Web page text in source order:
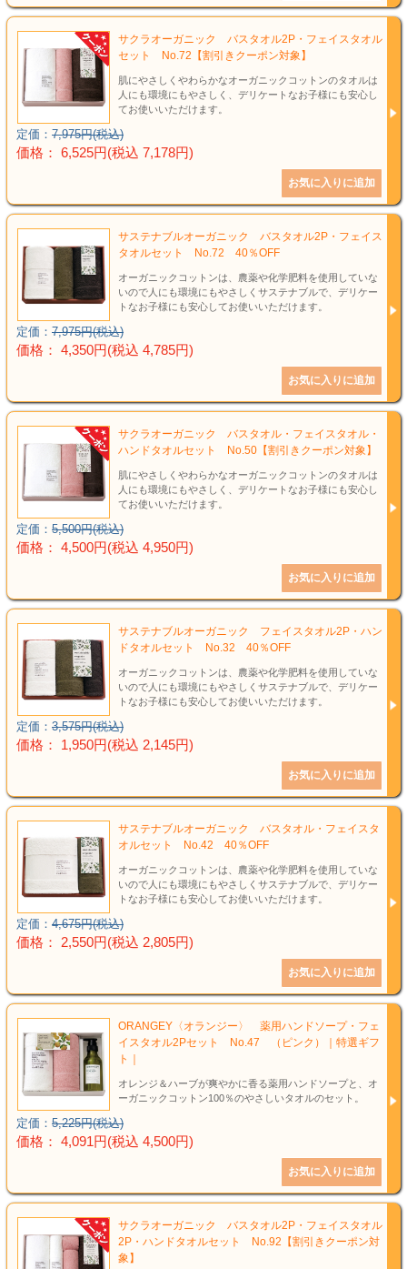
サクラオーガニック バスタオル2P・フェイスタオル
セット No.72【割引きクーポン対象】
肌にやさしくやわらかなオーガニックコットンのタオルは
人にも環境にもやさしく、デリケートなお子様にも安心し
てお使いいただけます。
定価： 7,975円(税込)
価格： 6,525円(税込 7,178円)
サステナブルオーガニック バスタオル2P・フェイス
タオルセット No.72 40％OFF
オーガニックコットンは、農薬や化学肥料を使用していな
いので人にも環境にもやさしくサステナブルで、デリケー
トなお子様にも安心してお使いいただけます。
定価： 7,975円(税込)
価格： 4,350円(税込 4,785円)
サクラオーガニック バスタオル・フェイスタオル・
ハンドタオルセット No.50【割引きクーポン対象】
肌にやさしくやわらかなオーガニックコットンのタオルは
人にも環境にもやさしく、デリケートなお子様にも安心し
てお使いいただけます。
定価： 5,500円(税込)
価格： 4,500円(税込 4,950円)
サステナブルオーガニック フェイスタオル2P・ハン
ドタオルセット No.32 40％OFF
オーガニックコットンは、農薬や化学肥料を使用していな
いので人にも環境にもやさしくサステナブルで、デリケー
トなお子様にも安心してお使いいただけます。
定価： 3,575円(税込)
価格： 1,950円(税込 2,145円)
サステナブルオーガニック バスタオル・フェイスタ
オルセット No.42 40％OFF
オーガニックコットンは、農薬や化学肥料を使用していな
いので人にも環境にもやさしくサステナブルで、デリケー
トなお子様にも安心してお使いいただけます。
定価： 4,675円(税込)
価格： 2,550円(税込 2,805円)
ORANGEY〈オランジー〉 薬用ハンドソープ・フェ
イスタオル2Pセット No.47 （ピンク）｜特選ギフ
ト｜
オレンジ＆ハーブが爽やかに香る薬用ハンドソープと、オ
ーガニックコットン100％のやさしいタオルのセット。
定価： 5,225円(税込)
価格： 4,091円(税込 4,500円)
サクラオーガニック バスタオル2P・フェイスタオル
2P・ハンドタオルセット No.92【割引きクーポン対
象】